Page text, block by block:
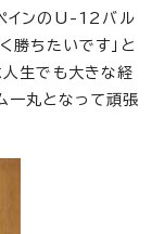
インのU-12バル
勝ちたいです」と
人生でも大きな経
一丸となって頑張